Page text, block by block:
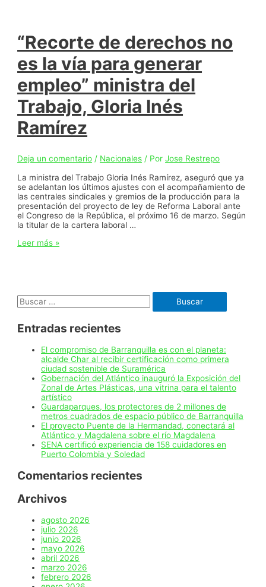
“Recorte de derechos no
es la vía para generar
empleo” ministra del
Trabajo, Gloria Inés
Ramírez
Deja un comentario / Nacionales / PorJose Restrepo
La ministra del Trabajo Gloria Inés Ramírez, aseguró que ya
se adelantan los últimos ajustes con el acompañamiento de
las centrales sindicales y gremios de la producción para la
presentación del proyecto de ley de Reforma Laboral ante
el Congreso de la República, el próximo 16 de marzo. Según
la titular de la cartera laboral …
“Recorte
vía
para
empleo”
Trabajo,
Ramírez
Leer más »
Buscar:
Entradas recientes
El compromiso de Barranquilla es con el planeta:
alcalde Char al recibir certificación como primera
ciudad sostenible de Suramérica
Gobernación del Atlántico inauguró la Exposición del
Zonal de Artes Plásticas, una vitrina para el talento
artístico
Guardaparques, los protectores de 2 millones de
metros cuadrados de espacio público de Barranquilla
El proyecto Puente de la Hermandad, conectará al
Atlántico y Magdalena sobre el río Magdalena
SENA certificó experiencia de 158 cuidadores en
Puerto Colombia y Soledad
Comentarios recientes
Archivos
agosto 2026
julio 2026
junio 2026
mayo 2026
abril 2026
marzo 2026
febrero 2026